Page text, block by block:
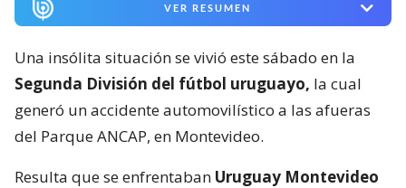
VER RESUMEN
Una insólita situación se vivió este sábado en la
Segunda División del fútbol uruguayo, la cual
generó un accidente automovilístico a las afueras
del Parque ANCAP, en Montevideo.
Resulta que se enfrentaban Uruguay Montevideo